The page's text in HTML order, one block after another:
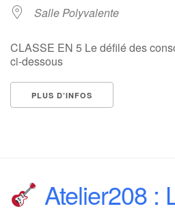
Salle Polyvalente
CLASSE EN 5 Le défilé des
ci-dessous
PLUS D’INFOS
Atelier208 :